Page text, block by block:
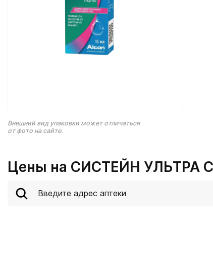
Внешний вид упаковки может отличаться
от фото на сайте.
Цены на СИСТЕЙН УЛЬТРА